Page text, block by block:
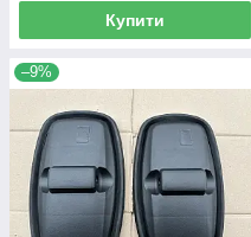
Купити
–9%